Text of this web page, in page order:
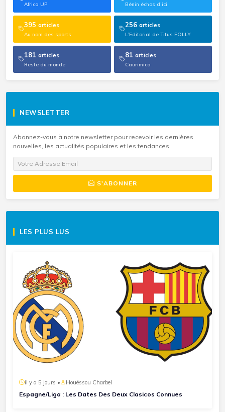
Africa UP Bénin échos d’ici
395 articles
Au nom des sports
256 articles
L’Editorial de Titus FOLLY
181 articles
Reste du monde
81 articles
Caurimica
NEWSLETTER
Abonnez-vous à notre newsletter pour recevoir les dernières
nouvelles, les actualités populaires et les tendances.
S'ABONNER
LES PLUS LUS
il y a 5 jours • Houéssou Charbel
Espagne/Liga : Les Dates Des Deux Clasicos Connues